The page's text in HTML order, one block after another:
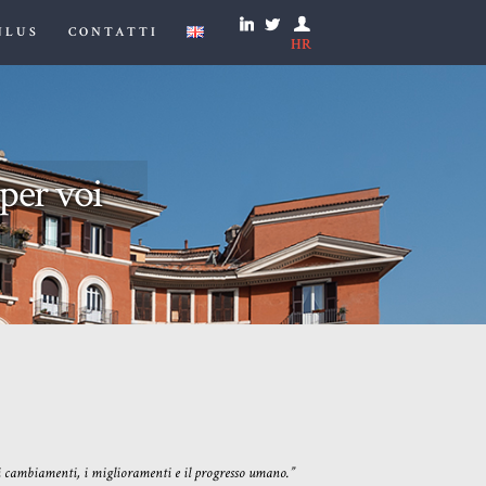
CONTATTI
HR
voi
, i miglioramenti e il progresso umano.”